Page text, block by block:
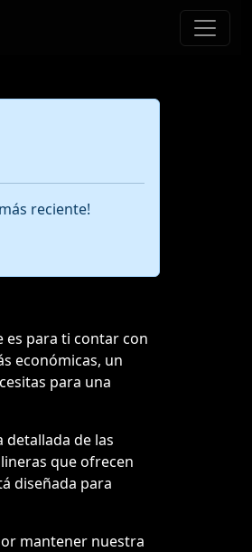
reciente!
es para ti contar con
económicas, un
para una
detallada de las
que ofrecen
diseñada para
mantener nuestra